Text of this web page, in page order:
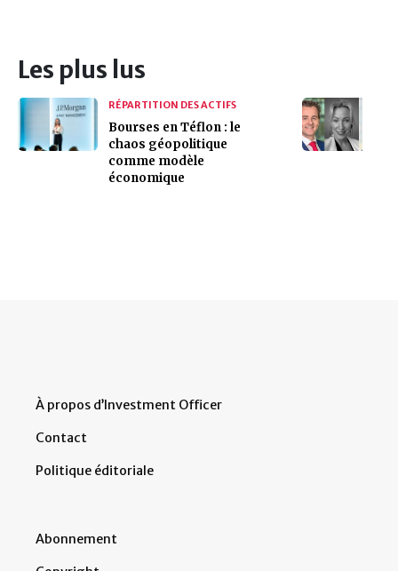
Les plus lus
RÉPARTITION DES ACTIFS
Bourses en Téflon : le
chaos géopolitique
comme modèle
économique
À propos d’Investment Officer
Contact
Politique éditoriale
Abonnement